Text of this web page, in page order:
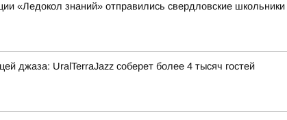
«Ледокол знаний» отправились свердловские школьники
джаза: UralTerraJazz соберет более 4 тысяч гостей